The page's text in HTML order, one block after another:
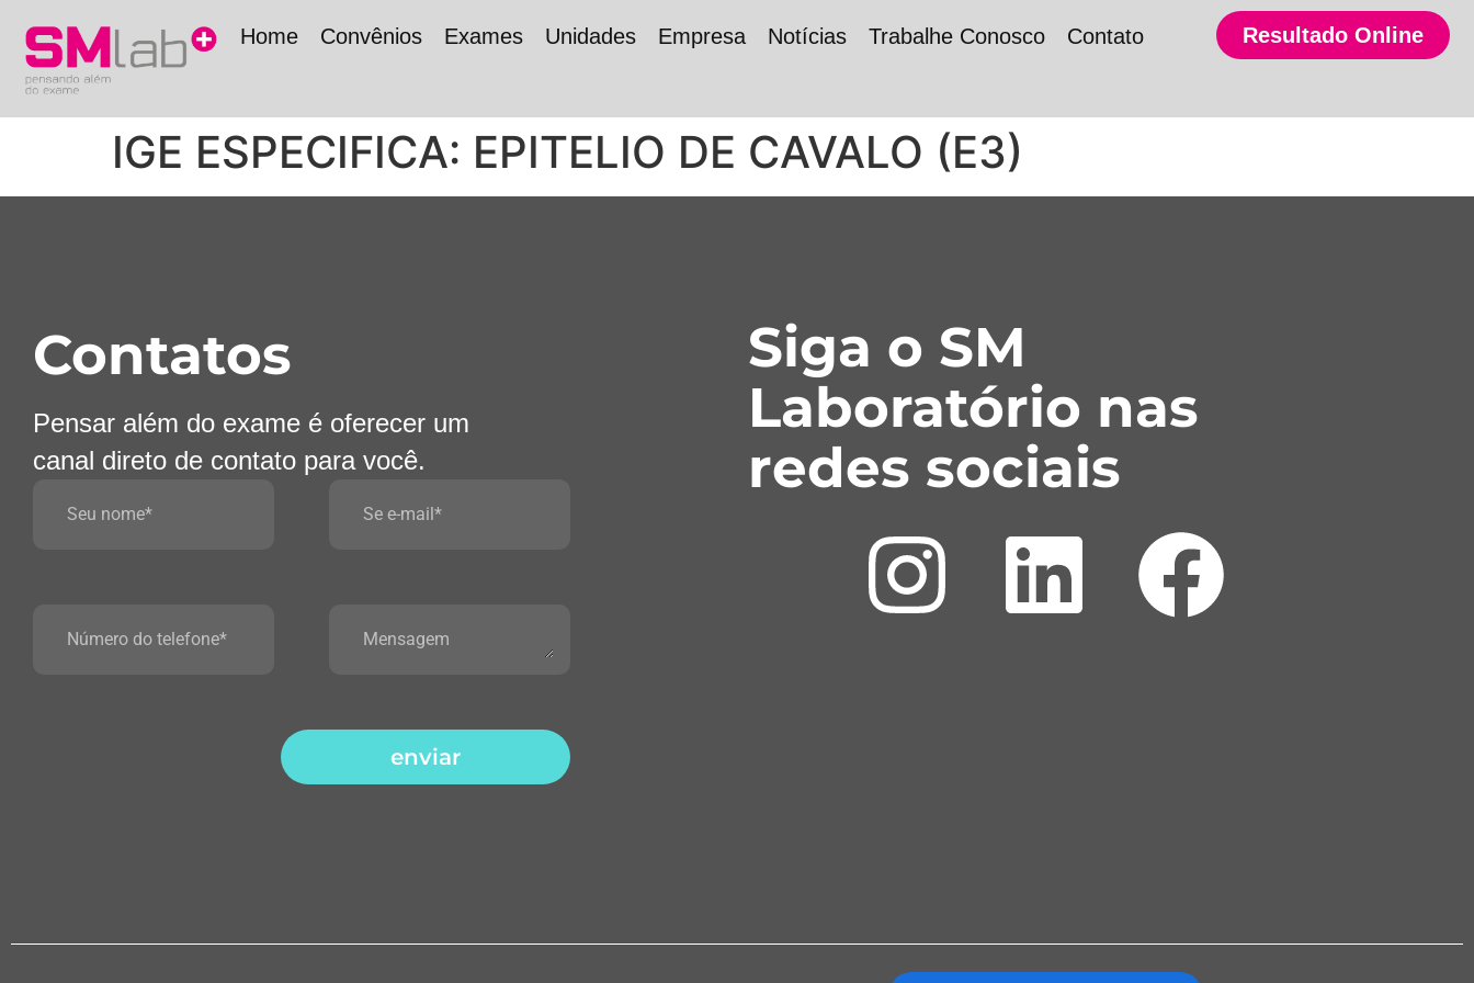
Home Convênios Exames Unidades Empresa Notícias Trabalhe Conosco Contato Resultado Online
IGE ESPECIFICA: EPITELIO DE CAVALO (E3)
Contatos
Pensar além do exame é oferecer um
canal direto de contato para você.
enviar
Siga o SM
Laboratório nas
redes sociais